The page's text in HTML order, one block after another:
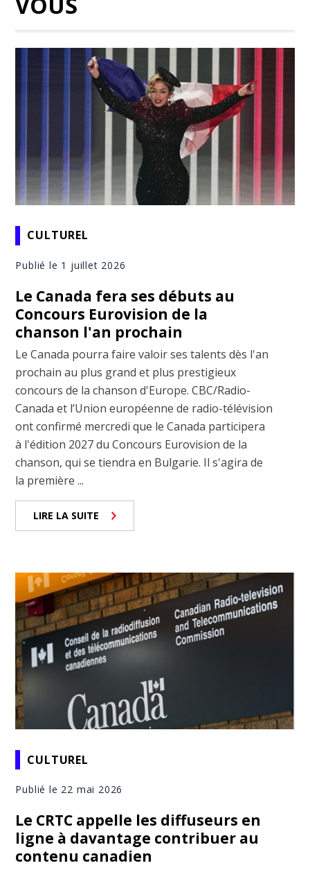
CULTUREL
Publié le 1 juillet 2026
Le Canada fera ses débuts au
Concours Eurovision de la
chanson l'an prochain
Le Canada pourra faire valoir ses talents dès l'an
prochain au plus grand et plus prestigieux
concours de la chanson d'Europe. CBC/Radio-
Canada et l’Union européenne de radio-télévision
ont confirmé mercredi que le Canada participera
à l'édition 2027 du Concours Eurovision de la
chanson, qui se tiendra en Bulgarie. Il s'agira de
la première ...
LIRE LA SUITE
CULTUREL
Publié le 22 mai 2026
Le CRTC appelle les diffuseurs en
ligne à davantage contribuer au
contenu canadien